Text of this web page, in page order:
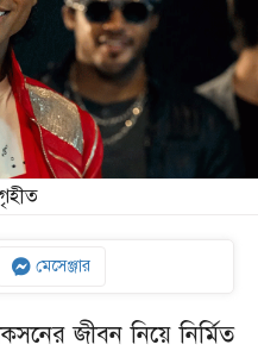
মেসেঞ্জার
জীবন নিয়ে নির্মিত